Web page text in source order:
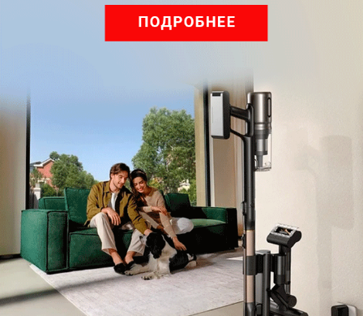
Одноклассники
Дзен
YouTube
Комментарии
Мы знаем, вам есть что сказать!
Войдитеили Зарегистрируйтесь, чтобы